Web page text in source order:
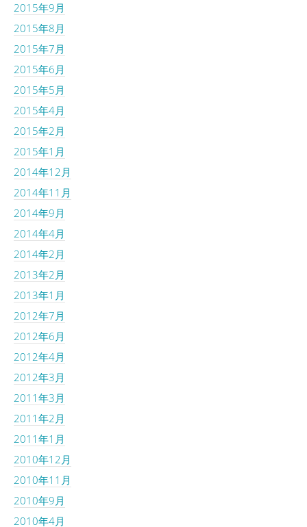
2015年9月
2015年8月
2015年7月
2015年6月
2015年5月
2015年4月
2015年2月
2015年1月
2014年12月
2014年11月
2014年9月
2014年4月
2014年2月
2013年2月
2013年1月
2012年7月
2012年6月
2012年4月
2012年3月
2011年3月
2011年2月
2011年1月
2010年12月
2010年11月
2010年9月
2010年4月